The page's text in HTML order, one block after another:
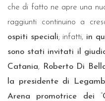
che di fatto ne apre una
raggiunti continuino a
ospiti speciali; infatti, in
sono stati invitati il
Catania, Roberto Di
la presidente di
Arena promotrice dei “